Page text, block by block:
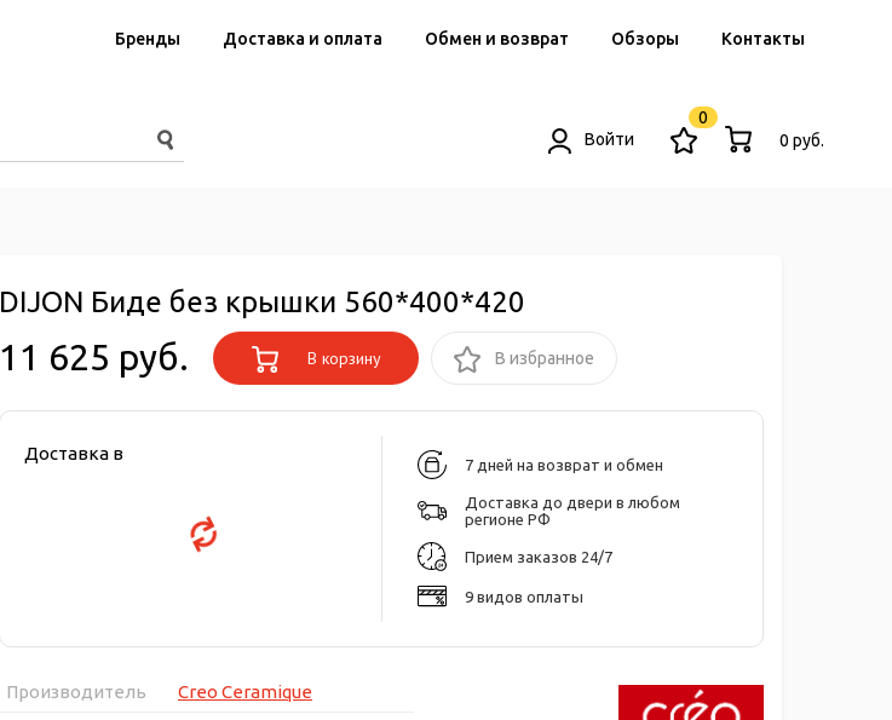
Бренды Доставка и оплата Обмен и возврат Обзоры Контакты
Войти
0
0 руб.
DIJON Биде без крышки 560*400*420
11 625 руб. В корзину В избранное
Доставка в
7 дней на возврат и обмен
Доставка до двери в любом
регионе РФ
Прием заказов 24/7
9 видов оплаты
Производитель
Creo Ceramique